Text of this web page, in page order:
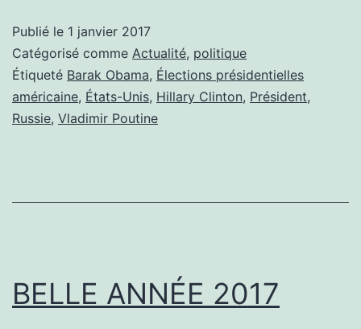
Publié le 1 janvier 2017
Catégorisé comme Actualité, politique
Étiqueté Barak Obama, Élections présidentielles
américaine, États-Unis, Hillary Clinton, Président,
Russie, Vladimir Poutine
BELLE ANNÉE 2017